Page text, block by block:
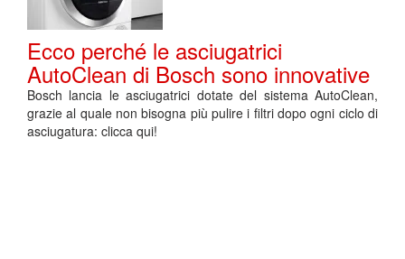
Ecco perché le asciugatrici
AutoClean di Bosch sono innovative
Bosch lancia le asciugatrici dotate del sistema AutoClean,
grazie al quale non bisogna più pulire i filtri dopo ogni ciclo di
asciugatura: clicca qui!